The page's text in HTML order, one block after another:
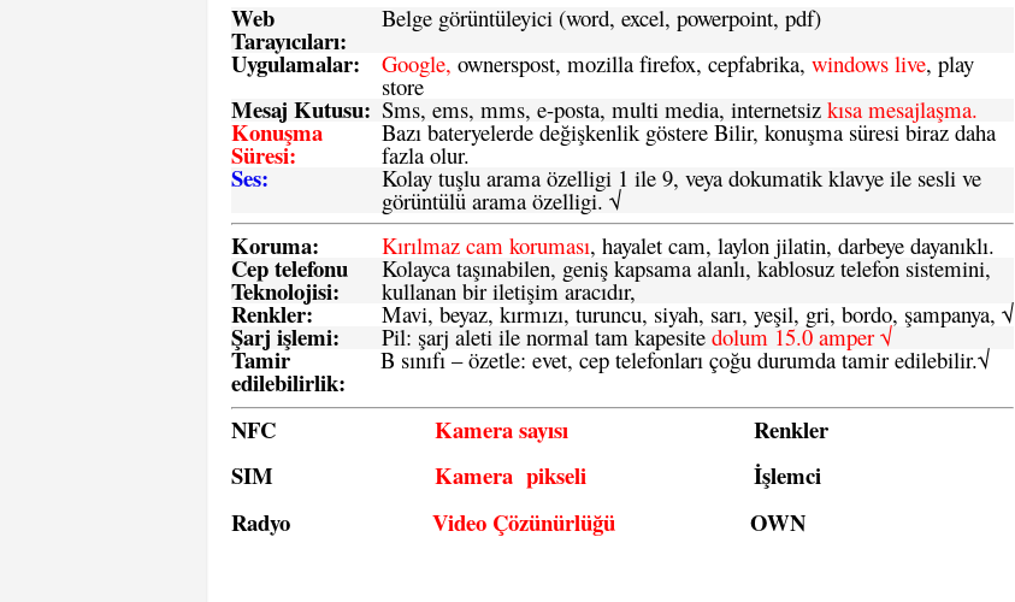
Web
Tarayıcıları:
Belge görüntüleyici (word, excel, powerpoint, pdf)
Uygulamalar: Google, ownerspost, mozilla firefox, cepfabrika, windows live, play
store
Mesaj Kutusu: Sms, ems, mms, e-posta, multi media, internetsiz kısa mesajlaşma.
Konuşma
Süresi:
Bazı bateryelerde değişkenlik göstere Bilir, konuşma süresi biraz daha
fazla olur.
Ses: Kolay tuşlu arama özelligi 1 ile 9, veya dokumatik klavye ile sesli ve
görüntülü arama özelligi. √
Koruma: Kırılmaz cam koruması, hayalet cam, laylon jilatin, darbeye dayanıklı.
Cep telefonu
Teknolojisi:
Kolayca taşınabilen, geniş kapsama alanlı, kablosuz telefon sistemini,
kullanan bir iletişim aracıdır,
Renkler: Mavi, beyaz, kırmızı, turuncu, siyah, sarı, yeşil, gri, bordo, şampanya, √
Şarj işlemi: Pil: şarj aleti ile normal tam kapesite dolum 15.0 amper √
Tamir
edilebilirlik:
B sınıfı – özetle: evet, cep telefonları çoğu durumda tamir edilebilir.√
NFC Kamera sayısı
Renkler
SIM
Kamera pikseli
İşlemci
Radyo
Video Çözünürlüğü OWN